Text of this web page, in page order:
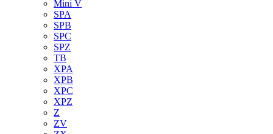
Mini V
SPA
SPB
SPC
SPZ
TB
XPA
XPB
XPC
XPZ
Z
ZV